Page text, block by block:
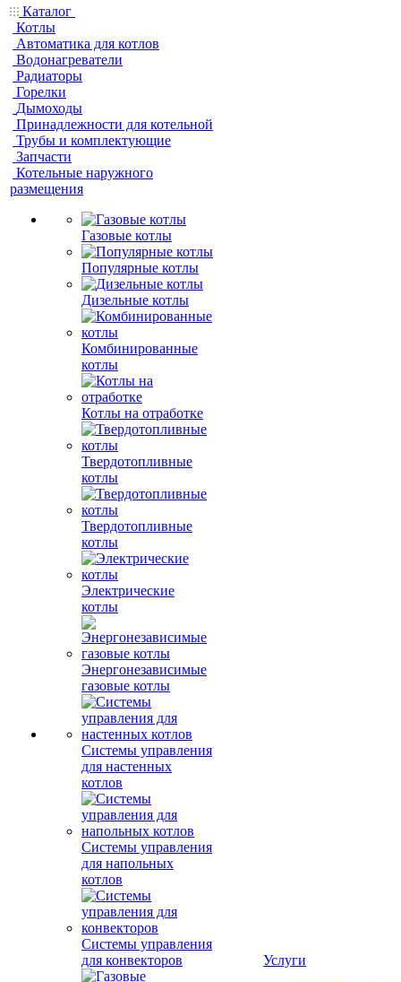
Каталог
Котлы
Автоматика для котлов
Водонагреватели
Радиаторы
Горелки
Дымоходы
Принадлежности для котельной
Трубы и комплектующие
Запчасти
Котельные наружного
размещения
Газовые котлы
Популярные котлы
Дизельные котлы
Комбинированные
котлы
Котлы на отработке
Твердотопливные
котлы
Твердотопливные
котлы
Электрические
котлы
Энергонезависимые
газовые котлы
Системы управления
для настенных
котлов
Системы управления
для напольных
котлов
Системы управления
для конвекторов
Услуги